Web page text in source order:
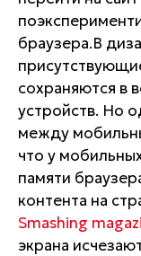
браузера.В
сохраняются в
устройств. Но
между
что у
памяти
контента на
Smashing
экрана